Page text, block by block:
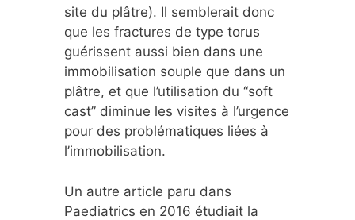
site du plâtre). Il semblerait donc
que les fractures de type torus
guérissent aussi bien dans une
immobilisation souple que dans un
plâtre, et que l’utilisation du “soft
cast” diminue les visites à l’urgence
pour des problématiques liées à
l’immobilisation.
Un autre article paru dans
Paediatrics en 2016 étudiait la